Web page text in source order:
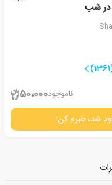
در شب
ناموجود50،000
شد، خبرم کن!